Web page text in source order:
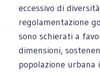
eccessivo di
regolamentazione
sono schierati a
dimensioni,
popolazione